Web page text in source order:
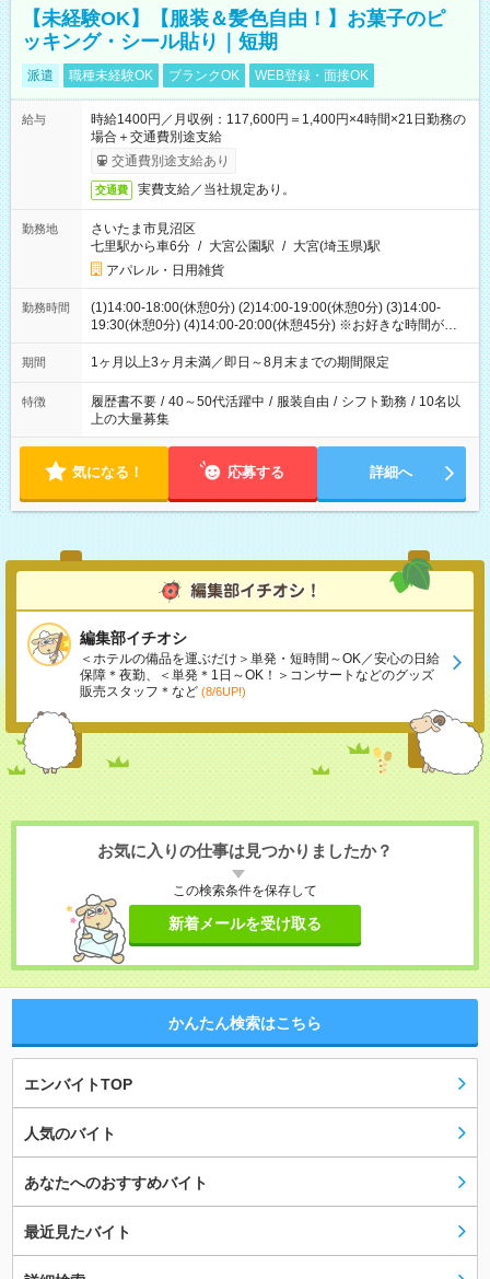
【未経験OK】【服装＆髪色自由！】お菓子のピ
ッキング・シール貼り｜短期
派遣 職種未経験OK ブランクOK WEB登録・面接OK
給与
時給1400円／月収例：117,600円＝1,400円×4時間×21日勤務の
場合＋交通費別途支給
交通費別途支給あり
交通費 実費支給／当社規定あり。
勤務地
さいたま市見沼区
七里駅から車6分 / 大宮公園駅 / 大宮(埼玉県)駅
アパレル・日用雑貨
勤務時間
(1)14:00-18:00(休憩0分) (2)14:00-19:00(休憩0分) (3)14:00-
19:30(休憩0分) (4)14:00-20:00(休憩45分) ※お好きな時間が選べ
ます
期間 1ヶ月以上3ヶ月未満／即日～8月末までの期間限定
特徴 履歴書不要 / 40～50代活躍中 / 服装自由 / シフト勤務 / 10名以
上の大量募集
気になる！ 応募する 詳細へ
編集部イチオシ
＜ホテルの備品を運ぶだけ＞単発・短時間～OK／安心の日給
保障＊夜勤、＜単発＊1日～OK！＞コンサートなどのグッズ
販売スタッフ＊など (8/6UP!)
お気に入りの仕事は見つかりましたか？
この検索条件を保存して
新着メールを受け取る
かんたん検索はこちら
エンバイトTOP
人気のバイト
あなたへのおすすめバイト
最近見たバイト